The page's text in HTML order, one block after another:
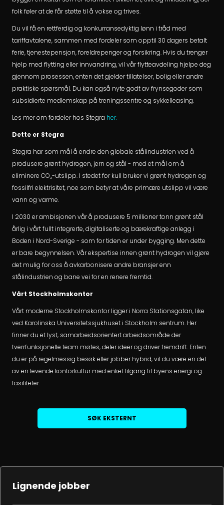
folk føler at de får støtte til å vokse og trives.
Du vil få en rettferdig og konkurransedyktig lønn i tråd med
tariffavtalene, sammen med fordeler som opptil 30 dagers betalt
ferie, tjenestepensjon, foreldrepenger og forsikring. Hvis du trenger
hjelp med flytting eller innvandring, vil vår flytteavdeling hjelpe deg
gjennom prosessen, enten det gjelder tillatelser, bolig eller andre
praktiske spørsmål. Du kan også nyte godt av frynsegoder som
subsidierte medlemskap på treningssentre og sykkelleasing.
Les mer om fordeler hos Stegra her.
Dette er Stegra
Stegra har som mål å endre den globale stålindustrien ved å
produsere grønt hydrogen, jern og stål - med et mål om å
eliminere CO₂-utslipp. I stedet for kull bruker vi grønt hydrogen og
fossilfri elektrisitet, noe som betyr at våre primære utslipp vil være
vann og varme.
I 2030 er ambisjonen vår å produsere 5 millioner tonn grønt stål
årlig i vårt fullt integrerte, digitaliserte og bærekraftige anlegg i
Boden i Nord-Sverige - som for tiden er under bygging. Men dette
er bare begynnelsen. Vår ekspertise innen grønt hydrogen vil gjøre
det mulig for oss å avkarbonisere andre bransjer enn
stålindustrien og bane vei for en renere fremtid.
Vårt Stockholmskontor
Vårt moderne Stockholmskontor ligger i Norra Stationsgatan, like
ved Karolinska Universitetssjukhuset i Stockholm sentrum. Her
finner du et lyst, samarbeidsorientert arbeidsområde der
tverrfunksjonelle team møtes, deler ideer og driver fremdrift. Enten
du er på regelmessig besøk eller jobber hybrid, vil du være en del
av en levende kontorkultur med enkel tilgang til byens energi og
fasiliteter.
SØK EKSTERNT
Lignende jobber